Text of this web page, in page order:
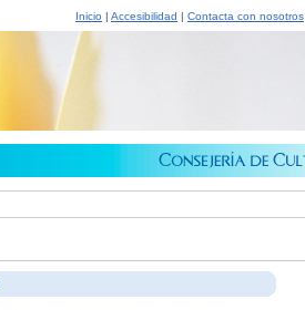
Inicio | Accesibilidad | Contacta con nosotros